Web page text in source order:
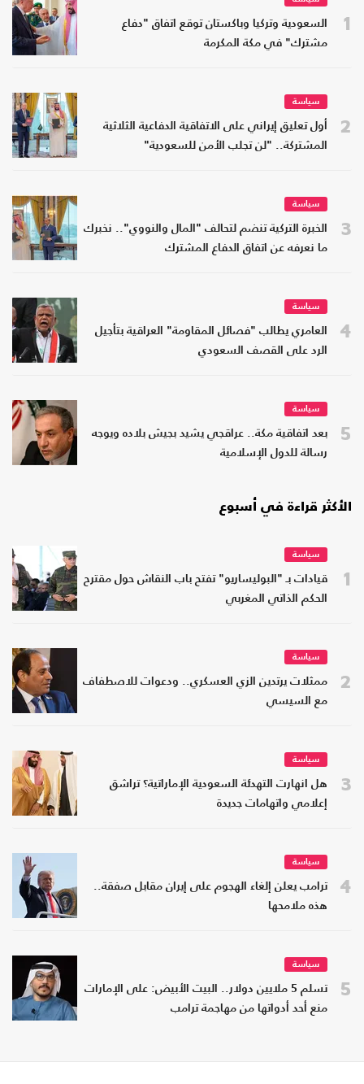
1
السعودية وتركيا وباكستان توقع اتفاق "دفاع
مشترك" في مكة المكرمة
2
سياسة
أول تعليق إيراني على الاتفاقية الدفاعية الثلاثية
المشتركة.. "لن تجلب الأمن للسعودية"
3
سياسة
الخبرة التركية تنضم لتحالف "المال والنووي".. نخبرك
ما نعرفه عن اتفاق الدفاع المشترك
4
سياسة
العامري يطالب "فصائل المقاومة" العراقية بتأجيل
الرد على القصف السعودي
5
سياسة
بعد اتفاقية مكة.. عراقجي يشيد بجيش بلاده ويوجه
رسالة للدول الإسلامية
الأكثر قراءة في أسبوع
1
سياسة
قيادات بـ "البوليساريو" تفتح باب النقاش حول مقترح
الحكم الذاتي المغربي
2
سياسة
ممثلات يرتدين الزي العسكري.. ودعوات للاصطفاف
مع السيسي
3
سياسة
هل انهارت التهدئة السعودية الإماراتية؟ تراشق
إعلامي واتهامات جديدة
4
سياسة
ترامب يعلن إلغاء الهجوم على إيران مقابل صفقة..
هذه ملامحها
5
سياسة
تسلم 5 ملايين دولار.. البيت الأبيض: على الإمارات
منع أحد أدواتها من مهاجمة ترامب